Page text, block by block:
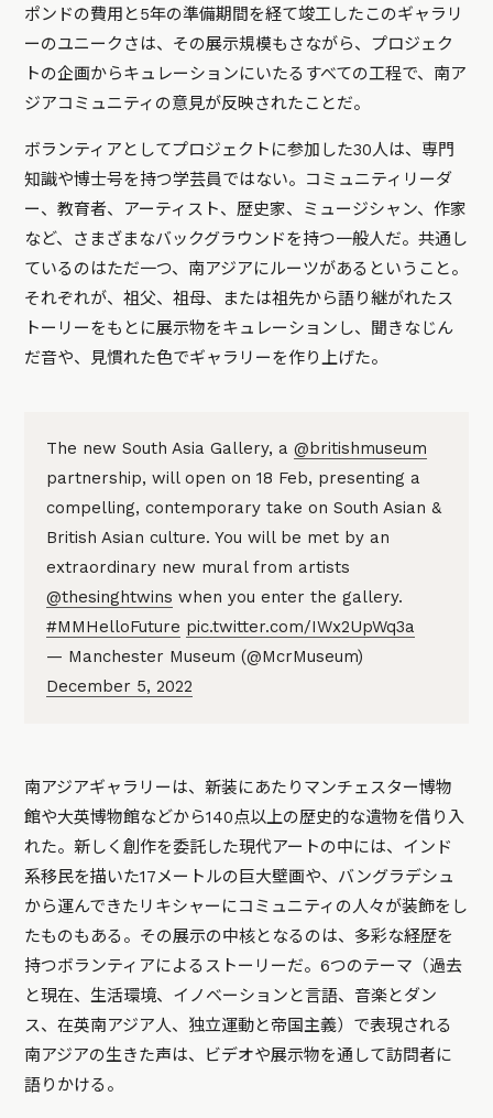
ポンドの費用と5年の準備期間を経て竣工したこのギャラリ
ーのユニークさは、その展示規模もさながら、プロジェク
トの企画からキュレーションにいたるすべての工程で、南ア
ジアコミュニティの意見が反映されたことだ。
ボランティアとしてプロジェクトに参加した30人は、専門
知識や博士号を持つ学芸員ではない。コミュニティリーダ
ー、教育者、アーティスト、歴史家、ミュージシャン、作家
など、さまざまなバックグラウンドを持つ一般人だ。共通し
ているのはただ一つ、南アジアにルーツがあるということ。
それぞれが、祖父、祖母、または祖先から語り継がれたス
トーリーをもとに展示物をキュレーションし、聞きなじん
だ音や、見慣れた色でギャラリーを作り上げた。
The new South Asia Gallery, a@britishmuseum
partnership, will open on 18 Feb, presenting a
compelling, contemporary take on South Asian &
British Asian culture. You will be met by an
extraordinary new mural from artists
@thesinghtwins when you enter the gallery.
#MMHelloFuture pic.twitter.com/IWx2UpWq3a
— Manchester Museum (@McrMuseum)
December 5, 2022
南アジアギャラリーは、新装にあたりマンチェスター博物
館や大英博物館などから140点以上の歴史的な遺物を借り入
れた。新しく創作を委託した現代アートの中には、インド
系移民を描いた17メートルの巨大壁画や、バングラデシュ
から運んできたリキシャーにコミュニティの人々が装飾をし
たものもある。その展示の中核となるのは、多彩な経歴を
持つボランティアによるストーリーだ。6つのテーマ（過去
と現在、生活環境、イノベーションと言語、音楽とダン
ス、在英南アジア人、独立運動と帝国主義）で表現される
南アジアの生きた声は、ビデオや展示物を通して訪問者に
語りかける。